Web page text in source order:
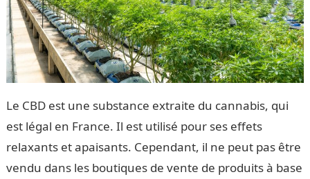
Le CBD est une substance extraite du cannabis, qui
est légal en France. Il est utilisé pour ses effets
relaxants et apaisants. Cependant, il ne peut pas être
vendu dans les boutiques de vente de produits à base